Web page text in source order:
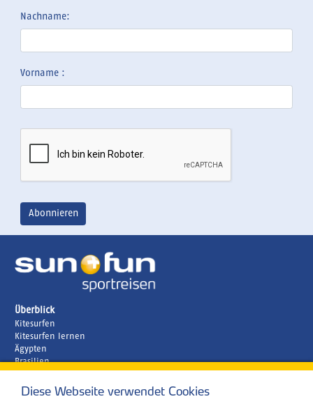
Nachname:
Vorname :
Überblick
Kitesurfen
Kitesurfen lernen
Ägypten
Brasilien
Kapverden
Diese Webseite verwendet Cookies